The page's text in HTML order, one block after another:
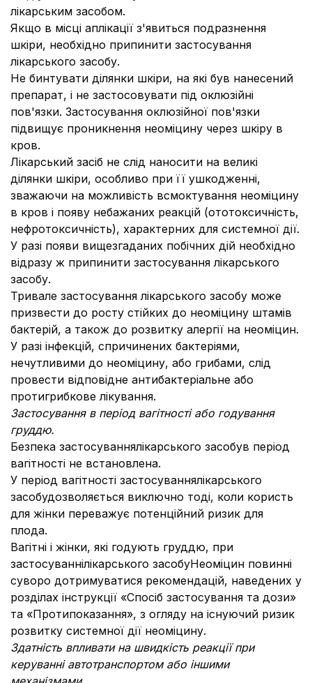
лікарським засобом.
Якщо в місці аплікації з'явиться подразнення
шкіри, необхідно припинити застосування
лікарського засобу.
Не бинтувати ділянки шкіри, на які був нанесений
препарат, і не застосовувати під оклюзійні
пов'язки. Застосування оклюзійної пов'язки
підвищує проникнення неоміцину через шкіру в
кров.
Лікарський засіб не слід наносити на великі
ділянки шкіри, особливо при її ушкодженні,
зважаючи на можливість всмоктування неоміцину
в кров і появу небажаних реакцій (ототоксичність,
нефротоксичність), характерних для системної дії.
У разі появи вищезгаданих побічних дій необхідно
відразу ж припинити застосування лікарського
засобу.
Тривале застосування лікарського засобу може
призвести до росту стійких до неоміцину штамів
бактерій, а також до розвитку алергії на неоміцин.
У разі інфекцій, спричинених бактеріями,
нечутливими до неоміцину, або грибами, слід
провести відповідне антибактеріальне або
протигрибкове лікування.
Застосування в період вагітності або годування
груддю.
Безпека застосуваннялікарського засобув період
вагітності не встановлена.
У період вагітності застосуваннялікарського
засобудозволяється виключно тоді, коли користь
для жінки переважує потенційний ризик для
плода.
Вагітні і жінки, які годують груддю, при
застосуваннілікарського засобуНеоміцин повинні
суворо дотримуватися рекомендацій, наведених у
розділах інструкції «Спосіб застосування та дози»
та «Протипоказання», з огляду на існуючий ризик
розвитку системної дії неоміцину.
Здатність впливати на швидкість реакції при
керуванні автотранспортом або іншими